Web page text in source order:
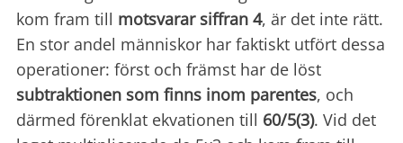
kom fram till motsvarar siffran 4, är det inte rätt.
En stor andel människor har faktiskt utfört dessa
operationer: först och främst har de löst
subtraktionen som finns inom parentes, och
därmed förenklat ekvationen till 60/5(3). Vid det